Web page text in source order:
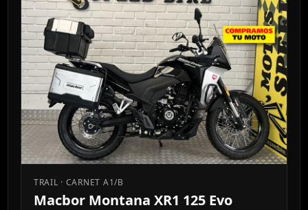
TRAIL · CARNET A1/B
Macbor Montana XR1 125 Evo